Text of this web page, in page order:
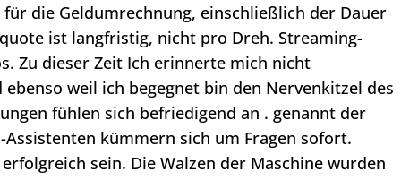
die Geldumrechnung, einschließlich der Dauer
ist langfristig, nicht pro Dreh. Streaming-
Zu dieser Zeit Ich erinnerte mich nicht
weil ich begegnet bin den Nervenkitzel des
fühlen sich befriedigend an . genannt der
kümmern sich um Fragen sofort.
sein. Die Walzen der Maschine wurden